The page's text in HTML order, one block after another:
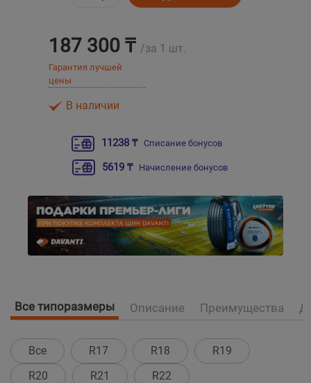
187 300 ₸ /за 1 шт.
Гарантия лучшей
цены
В наличии
11238 ₸ Списание бонусов
5619 ₸ Начисление бонусов
Все типоразмеры Описание Преимущества
Все R17 R18
R19
R20
R21 R22